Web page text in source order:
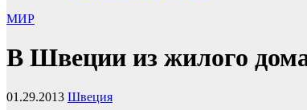
МИР
В Швеции из жилого дома
01.29.2013 Швеция